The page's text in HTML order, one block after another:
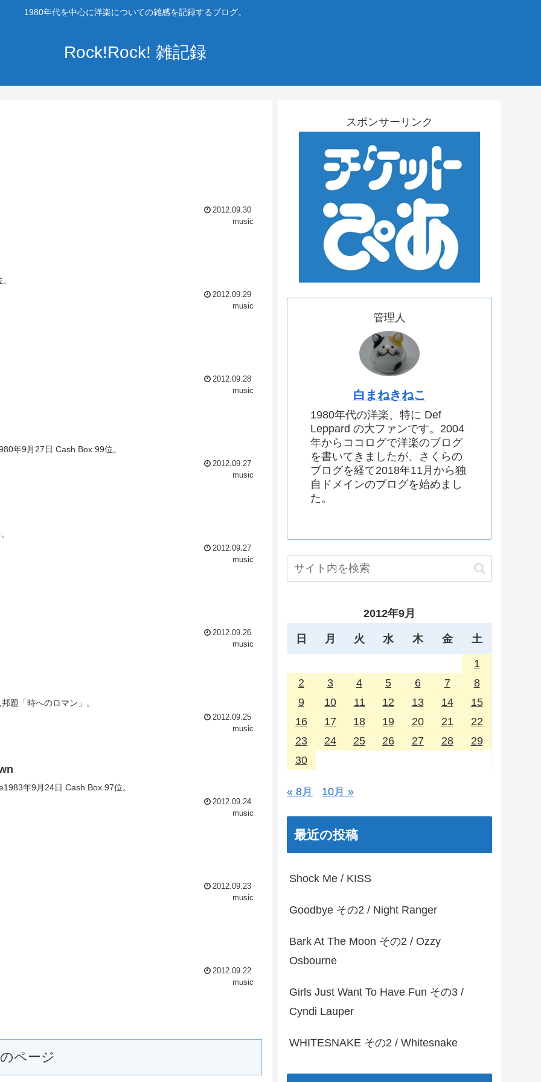
1980年代を中心に洋楽についての雑感を記録するブログ。
Rock!Rock! 雑記録
2012.09.30
music
2012.09.29
music
2012.09.28
music
年9月27日 Cash Box 99位。
2012.09.27
music
2012.09.27
music
2012.09.26
music
題「時へのロマン」。
2012.09.25
music
年9月24日 Cash Box 97位。
2012.09.24
music
2012.09.23
music
2012.09.22
music
ページ
スポンサーリンク
管理人
白まねきねこ
1980年代の洋楽、特に Def
Leppard の大ファンです。2004
年からココログで洋楽のブログ
を書いてきましたが、さくらの
ブログを経て2018年11月から独
自ドメインのブログを始めまし
た。
2012年9月
日 月 火 水 木 金 土
1
2
3 4 5 6 7
8
9
10 11 12 13 14
15
16
17 18 19 20 21
22
23
24 25 26 27 28
29
30
« 8月 10月 »
最近の投稿
Shock Me / KISS
Goodbye その2 / Night Ranger
Bark At The Moon その2 / Ozzy
Osbourne
Girls Just Want To Have Fun その3 /
Cyndi Lauper
WHITESNAKE その2 / Whitesnake